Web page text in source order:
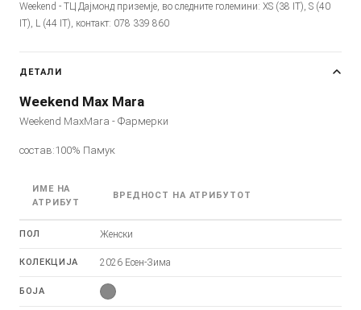
Weekend - ТЦ Дајмонд приземје, во следните големини: XS (38 IT), S (40
IT), L (44 IT), контакт: 078 339 860
ДЕТАЛИ
Weekend Max Mara
Weekend MaxMara - Фармерки
состав:100% Памук
ИМЕ НА
АТРИБУТ
ВРЕДНОСТ НА АТРИБУТОТ
ПОЛ Женски
КОЛЕКЦИЈА 2026 Есен-Зима
БОЈА